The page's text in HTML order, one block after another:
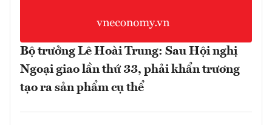
Bộ trưởng Lê Hoài Trung: Sau Hội nghị
Ngoại giao lần thứ 33, phải khẩn trương
tạo ra sản phẩm cụ thể